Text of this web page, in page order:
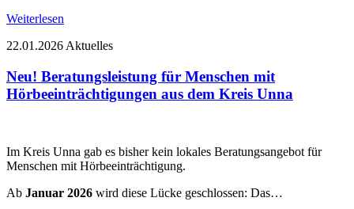
Weiterlesen
22.01.2026 Aktuelles
Neu! Beratungsleistung für Menschen mit
Hörbeeinträchtigungen aus dem Kreis Unna
Im Kreis Unna gab es bisher kein lokales Beratungsangebot für
Menschen mit Hörbeeinträchtigung.
Ab Januar 2026 wird diese Lücke geschlossen: Das…